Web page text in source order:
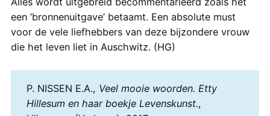
een ‘bronnenuitgave’ betaamt. Een absolute must
voor de vele liefhebbers van deze bijzondere vrouw
die het leven liet in Auschwitz. (HG)
P. NISSEN E.A., Veel mooie woorden. Etty
Hillesum en haar boekje Levenskunst.,